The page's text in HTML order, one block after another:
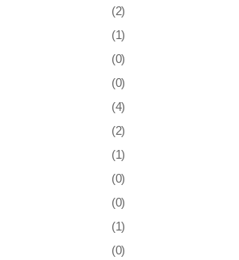
(2)
(1)
(0)
(0)
(4)
(2)
(1)
(0)
(0)
(1)
(0)